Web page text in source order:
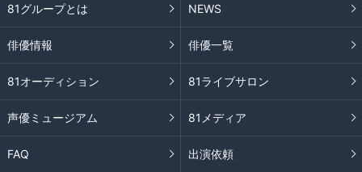
81グループとは NEWS
俳優情報 俳優一覧
81オーディション 81ライブサロン
声優ミュージアム 81メディア
FAQ 出演依頼